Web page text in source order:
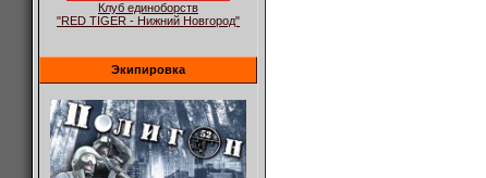
Клуб единоборств
"RED TIGER - Нижний Новгород"
Экипировка